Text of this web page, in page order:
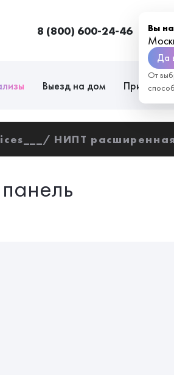
8 (800) 600-24-46 Вы
От
Выезд на дом Приём
НИПТ